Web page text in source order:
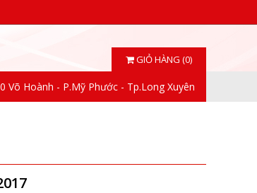
GIỎ HÀNG (0)
Võ Hoành - P.Mỹ Phước - Tp.Long Xuyên